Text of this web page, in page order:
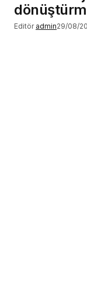
Editör admin29/08/